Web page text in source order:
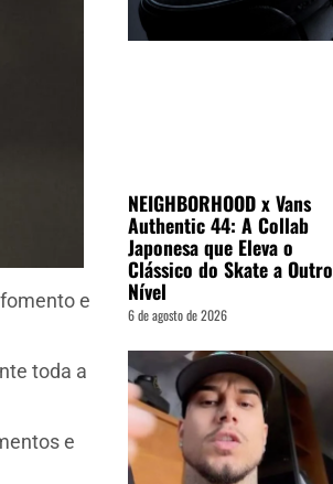
e
toda a
e
NEIGHBORHOOD x Vans
Authentic 44: A Collab
Japonesa que Eleva o
Clássico do Skate a Outro
Nível
6 de agosto de 2026